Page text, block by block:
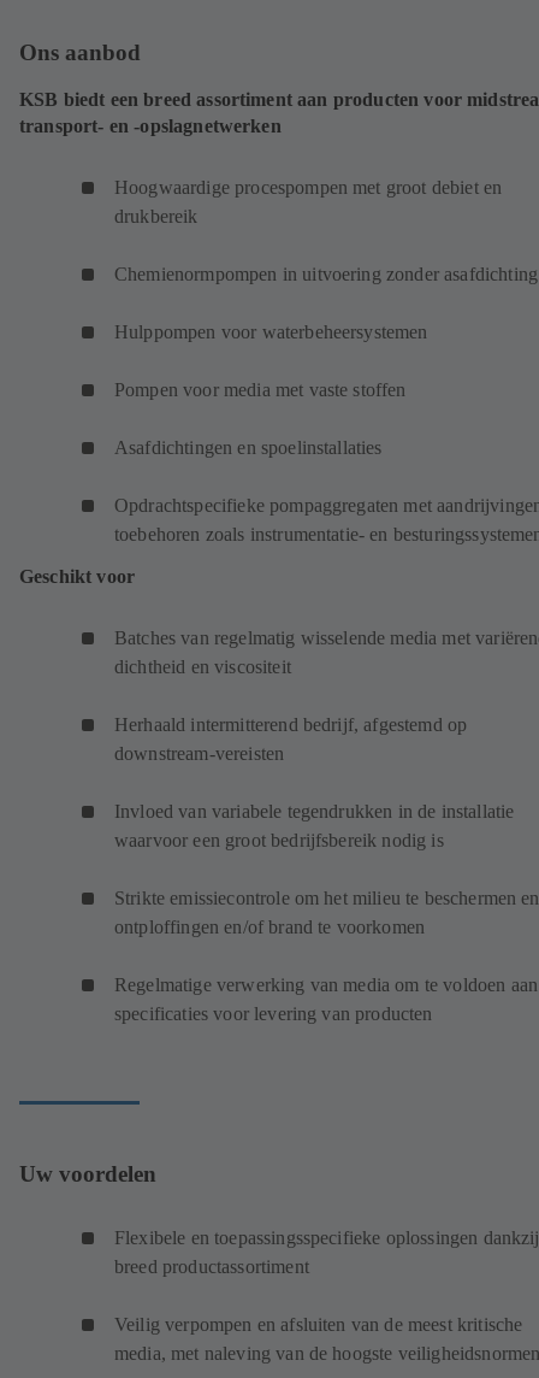
Ons aanbod
KSB biedt een breed assortiment aan producten voor
transport- en -opslagnetwerken
Hoogwaardige procespompen met groot debiet en
drukbereik
Chemienormpompen in uitvoering zonder asafdichting
Hulppompen voor waterbeheersystemen
Pompen voor media met vaste stoffen
Asafdichtingen en spoelinstallaties
Opdrachtspecifieke pompaggregaten met
toebehoren zoals instrumentatie- en
Geschikt voor
Batches van regelmatig wisselende media met
dichtheid en viscositeit
Herhaald intermitterend bedrijf, afgestemd op
downstream-vereisten
Invloed van variabele tegendrukken in de installatie
waarvoor een groot bedrijfsbereik nodig is
Strikte emissiecontrole om het milieu te beschermen en
ontploffingen en/of brand te voorkomen
Regelmatige verwerking van media om te voldoen aan
specificaties voor levering van producten
Uw voordelen
Flexibele en toepassingsspecifieke oplossingen
breed productassortiment
Veilig verpompen en afsluiten van de meest kritische
media, met naleving van de hoogste